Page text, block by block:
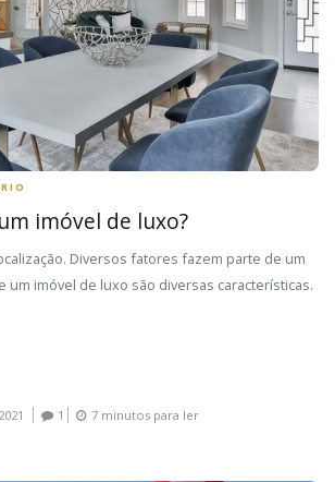
imóvel de luxo?
Diversos fatores fazem parte de um
um imóvel de luxo são diversas características.
1 7 minutos para ler